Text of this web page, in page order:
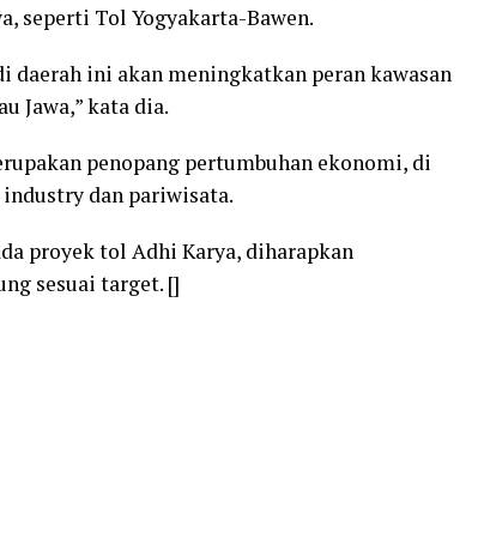
seperti Tol Yogyakarta-Bawen.
daerah ini akan meningkatkan peran kawasan
Jawa,” kata dia.
penopang pertumbuhan ekonomi, di
industry dan pariwisata.
proyek tol Adhi Karya, diharapkan
sesuai target. []